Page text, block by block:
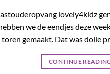
lovely4kidz
we de eendjes deze
gemaakt. Dat was dolle
CONTINUE